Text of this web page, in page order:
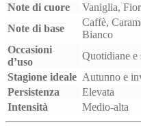
Note di cuore
Vaniglia,
Note di base
Caffè,
Bianco
Occasioni
d’uso
Quotidiane e
Stagione ideale Autunno e
Persistenza
Elevata
Intensità
Medio-alta